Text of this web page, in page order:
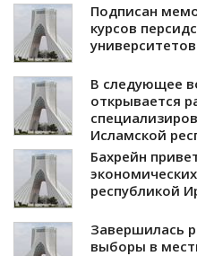
Подписан
курсов
В следующее
открывается
Исламской
Бахрейн
республикой
Завершилась
выборы в